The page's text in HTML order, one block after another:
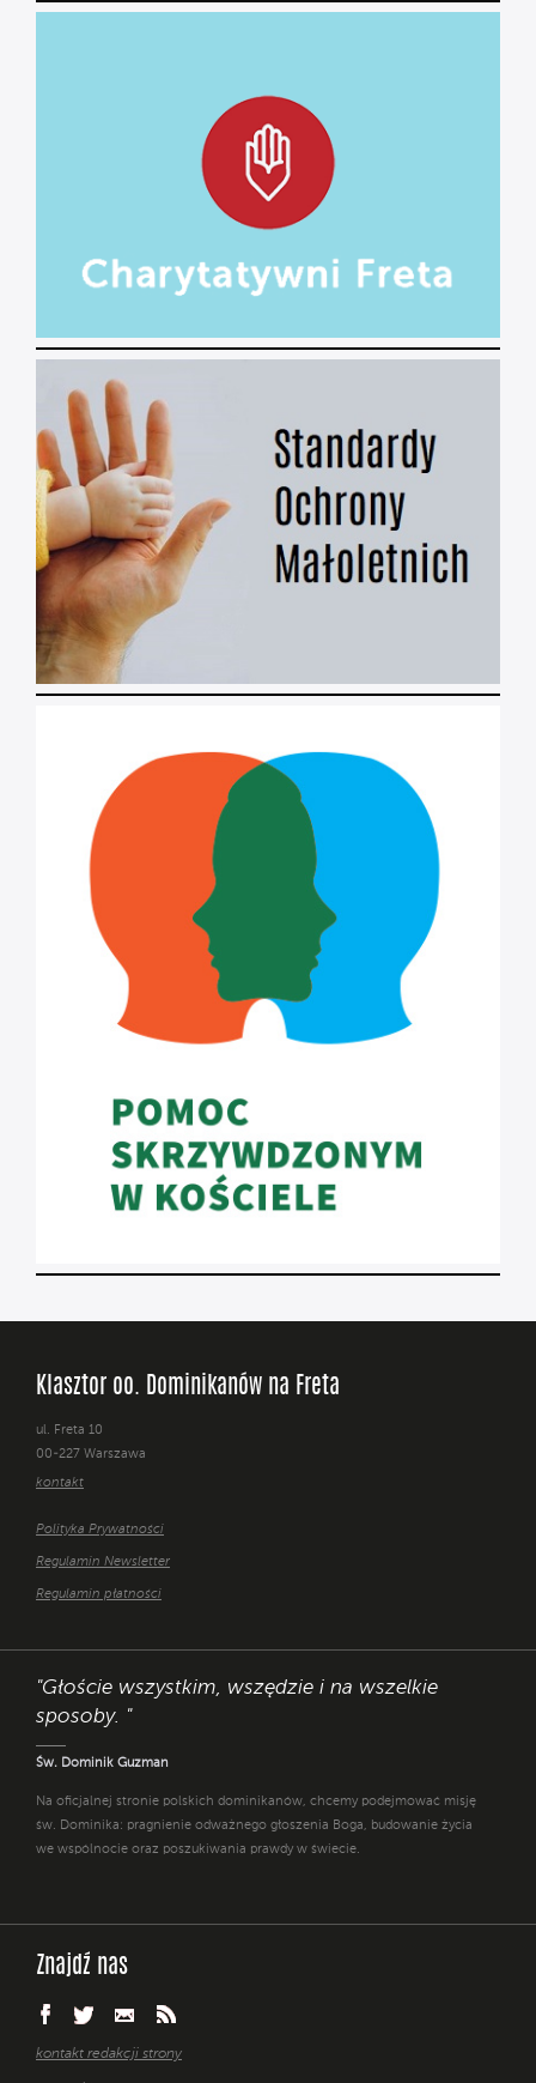
Klasztor oo. Dominikanów na Freta
ul. Freta 10
00-227 Warszawa
kontakt
Polityka Prywatności
Regulamin Newsletter
Regulamin płatności
"Głoście wszystkim, wszędzie i na wszelkie
sposoby. "
Św. Dominik Guzman
Na oficjalnej stronie polskich dominikanów, chcemy podejmować misję
św. Dominika: pragnienie odważnego głoszenia Boga, budowanie życia
we wspólnocie oraz poszukiwania prawdy w świecie.
Znajdź nas
kontakt redakcji strony